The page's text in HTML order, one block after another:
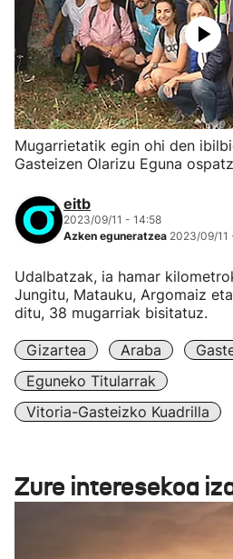
Mugarrietatik egin ohi den
Gasteizen Olarizu Eguna
eitb
2023/09/11 - 14:58
Azken eguneratzea 2023/09/11
Udalbatzak, ia hamar
Jungitu, Matauku, Argomaiz
ditu, 38 mugarriak bisitatuz.
Gizartea Araba
Eguneko Titularrak
Vitoria-Gasteizko Kuadrilla
Zure interesekoa